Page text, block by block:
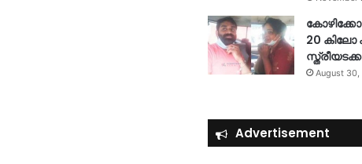
20
August 30,
Advertisement